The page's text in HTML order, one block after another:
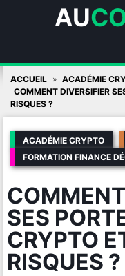
AU
Skip
content
ACCUEIL
ACADÉMIE
COMMENT DIVERSIFIER
RISQUES ?
ACADÉMIE CRYPTO
FORMATION FINANCE
SES
CRYPTO
RISQUES ?